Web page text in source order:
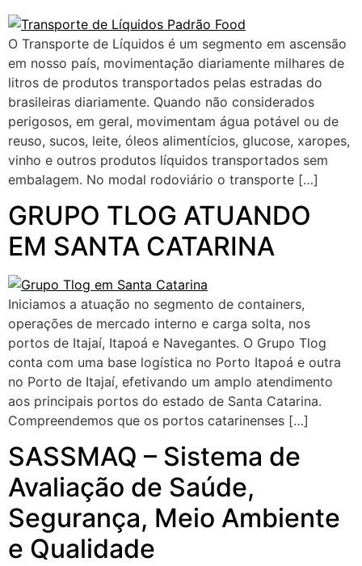
O Transporte de Líquidos é um segmento em ascensão
em nosso país, movimentação diariamente milhares de
litros de produtos transportados pelas estradas do
brasileiras diariamente. Quando não considerados
perigosos, em geral, movimentam água potável ou de
reuso, sucos, leite, óleos alimentícios, glucose, xaropes,
vinho e outros produtos líquidos transportados sem
embalagem. No modal rodoviário o transporte […]
GRUPO TLOG ATUANDO
EM SANTA CATARINA
Iniciamos a atuação no segmento de containers,
operações de mercado interno e carga solta, nos
portos de Itajaí, Itapoá e Navegantes. O Grupo Tlog
conta com uma base logística no Porto Itapoá e outra
no Porto de Itajaí, efetivando um amplo atendimento
aos principais portos do estado de Santa Catarina.
Compreendemos que os portos catarinenses […]
SASSMAQ – Sistema de
Avaliação de Saúde,
Segurança, Meio Ambiente
e Qualidade